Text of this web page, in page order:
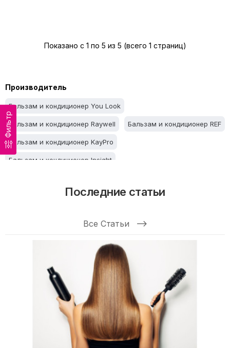
Фильтр
Показано с 1 по 5 из 5 (всего 1 страниц)
Производитель
Бальзам и кондиционер You Look
Бальзам и кондиционер Raywell Бальзам и кондиционер REF
Бальзам и кондиционер KayPro
Бальзам и кондиционер Insight
Бальзам и кондиционер Fanola
Бальзам и кондиционер Elgon
Бальзам и кондиционер Eckoz Professional
Бальзам и кондиционер Contempora
Бальзам и кондиционер CP-1
Бальзам и кондиционер Brazil Gold
Бальзам и кондиционер Bogenia
Последние статьи
Все Статьи